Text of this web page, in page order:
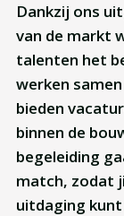
Dankzij ons
van de markt
talenten het
werken
bieden
binnen de
begeleiding
match, zodat
uitdaging kunt